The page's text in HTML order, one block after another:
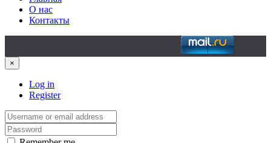
О нас
Контакты
×
Log in
Register